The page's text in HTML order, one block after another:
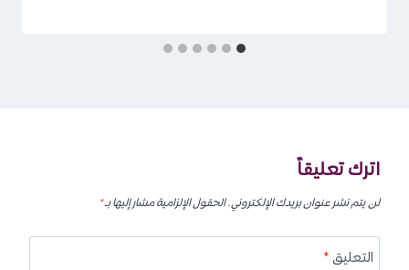
اترك تعليقاً
لن يتم نشر عنوان بريدك الإلكتروني.الحقول الإلزامية مشار إليها بـ*
التعليق*